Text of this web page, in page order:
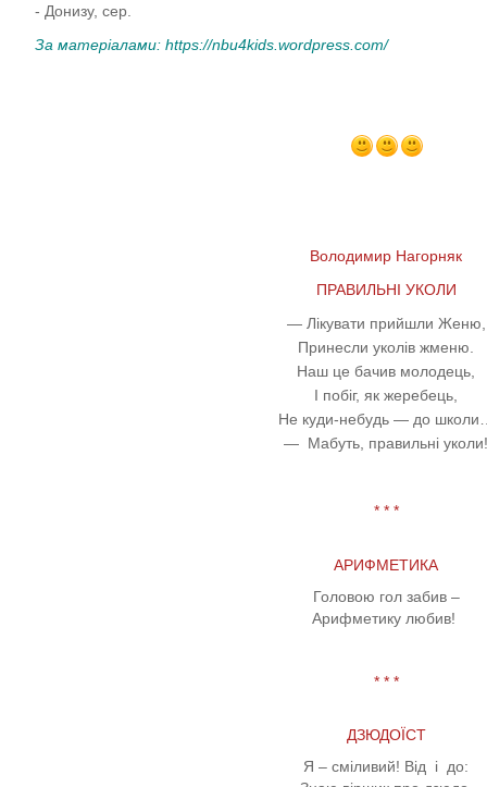
- Донизу, сер.
За матеріалами: https://nbu4kids.wordpress.com/
Володимир Нагорняк
ПРАВИЛЬНІ УКОЛИ
— Лікувати прийшли Женю,
Принесли уколів жменю.
Наш це бачив молодець,
І побіг, як жеребець,
Не куди-небудь —до
— Мабуть, правильні уколи!
* * *
АРИФМЕТИКА
Головою гол забив –
Арифметику любив!
* * *
ДЗЮДОЇСТ
Я – сміливий! Від і до: